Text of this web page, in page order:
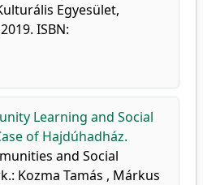
Egyesület,
ISBN:
Learning and Social
of Hajdúhadház.
and Social
Kozma Tamás , Márkus